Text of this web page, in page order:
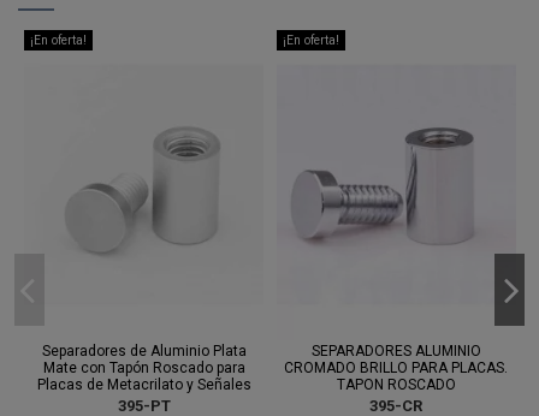
¡En oferta!
Separadores de Aluminio Plata
Mate con Tapón Roscado para
Placas de Metacrilato y Señales
395-PT
¡En oferta!
SEPARADORES ALUMINIO
CROMADO BRILLO PARA PLACAS.
TAPON ROSCADO
395-CR